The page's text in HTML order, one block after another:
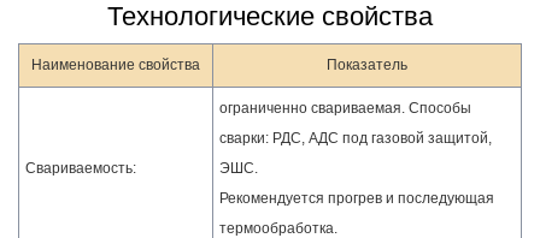
Технологические свойства
Наименование свойства Показатель
Свариваемость:
ограниченно свариваемая. Способы
сварки: РДС, АДС под газовой защитой,
ЭШС.
Рекомендуется прогрев и последующая
термообработка.